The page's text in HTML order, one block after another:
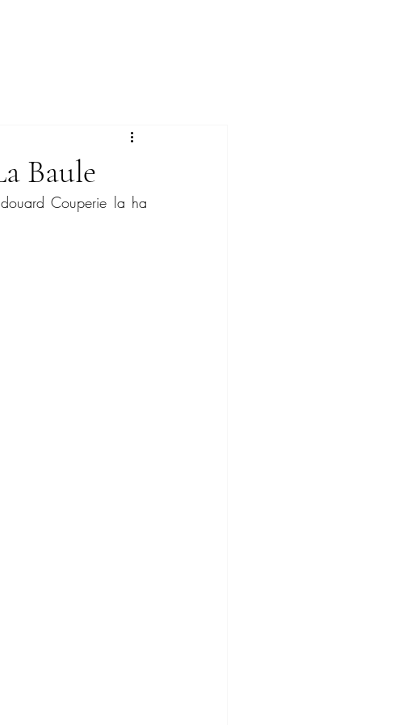
Baule
Couperie la ha